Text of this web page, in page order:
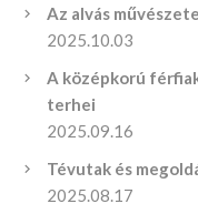
Az alvás
2025.10.03
A középkorú
terhei
2025.09.16
Tévutak és
2025.08.17